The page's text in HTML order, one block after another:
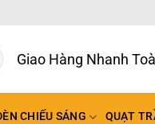
Giao Hàng Nhanh
CHIẾU SÁNG QUẠT